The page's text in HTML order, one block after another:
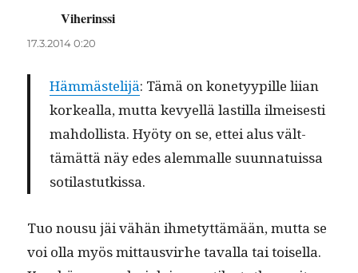
Viherinssi
17.3.2014 0:20
Häm­mästelijä: Tämä on kone­tyyp­ille liian
korkeal­la, mut­ta kevyel­lä lastil­la ilmeis­es­ti
mah­dol­lista. Hyö­ty on se, ettei alus vält­
tämät­tä näy edes alem­malle suun­na­tuis­sa
sotilastutkissa.
Tuo nousu jäi vähän ihme­tyt­tämään, mut­ta se
voi olla myös mit­tausvirhe taval­la tai toisel­la.